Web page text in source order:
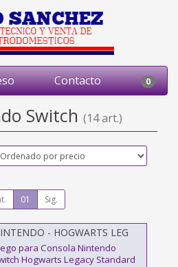
Contacto 0
Switch (14 art.)
01 Sig.
- HOGWARTS LEG
SWITCH
para Consola Nintendo
Hogwarts Legacy Standard